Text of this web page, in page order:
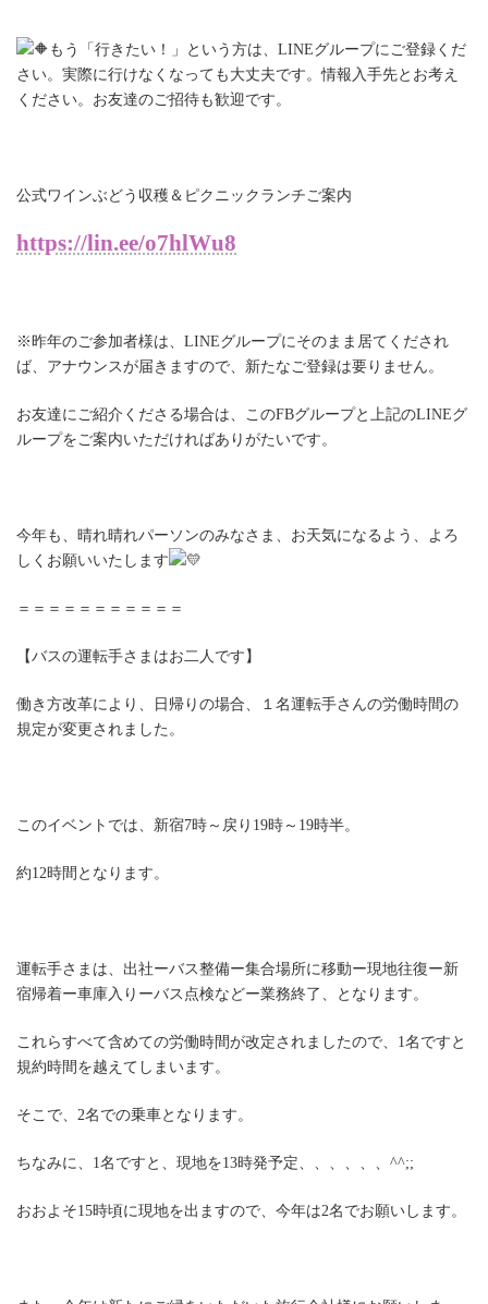
もう「行きたい！」という方は、LINEグループにご登録くだ
さい。実際に行けなくなっても大丈夫です。情報入手先とお考え
ください。お友達のご招待も歓迎です。ㅤㅤ
公式ワインぶどう収穫＆ピクニックランチご案内
https://lin.ee/o7hlWu8ㅤ
※昨年のご参加者様は、LINEグループにそのまま居てくだされ
ば、アナウンスが届きますので、新たなご登録は要りません。
お友達にご紹介くださる場合は、このFBグループと上記のLINEグ
ループをご案内いただければありがたいです。ㅤ
今年も、晴れ晴れパーソンのみなさま、お天気になるよう、よろ
しくお願いいたします
＝＝＝＝＝＝＝＝＝＝＝
【バスの運転手さまはお二人です】
働き方改革により、日帰りの場合、１名運転手さんの労働時間の
規定が変更されました。ㅤ
このイベントでは、新宿7時～戻り19時～19時半。
約12時間となります。ㅤ
運転手さまは、出社ーバス整備ー集合場所に移動ー現地往復ー新
宿帰着ー車庫入りーバス点検などー業務終了、となります。
これらすべて含めての労働時間が改定されましたので、1名ですと
規約時間を越えてしまいます。
そこで、2名での乗車となります。
ちなみに、1名ですと、現地を13時発予定、、、、、、^^;;
おおよそ15時頃に現地を出ますので、今年は2名でお願いします。ㅤ